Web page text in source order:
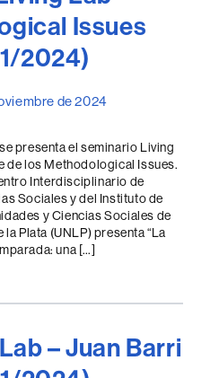
Issues
2024)
de 2024
presenta el seminario Living
de los Methodological Issues.
Interdisciplinario de
Sociales y del Instituto de
y Ciencias Sociales de
Plata (UNLP) presenta “La
una […]
– Juan Barri